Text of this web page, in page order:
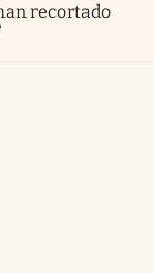
recortado